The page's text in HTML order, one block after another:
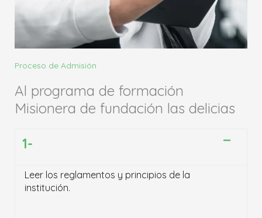
Proceso de Admisión
Al programa de formación
Misionera de fundación las delicias
1-
Leer los reglamentos y principios de la
institución.